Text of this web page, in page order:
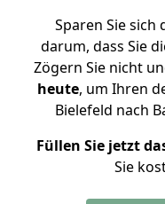
Sparen Sie sich
darum, dass Sie
Zögern Sie nicht
heute, um Ihren
Bielefeld nach
Füllen Sie jetzt
Sie